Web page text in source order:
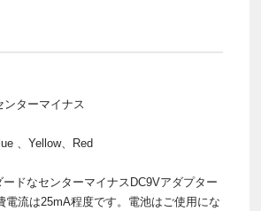
ターマイナス
、Yellow、Red
ドなセンターマイナスDC9Vアダプター
電流は25mA程度です。電池はご使用にな